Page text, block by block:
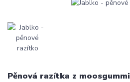
Pěnová razítka z moosgummi